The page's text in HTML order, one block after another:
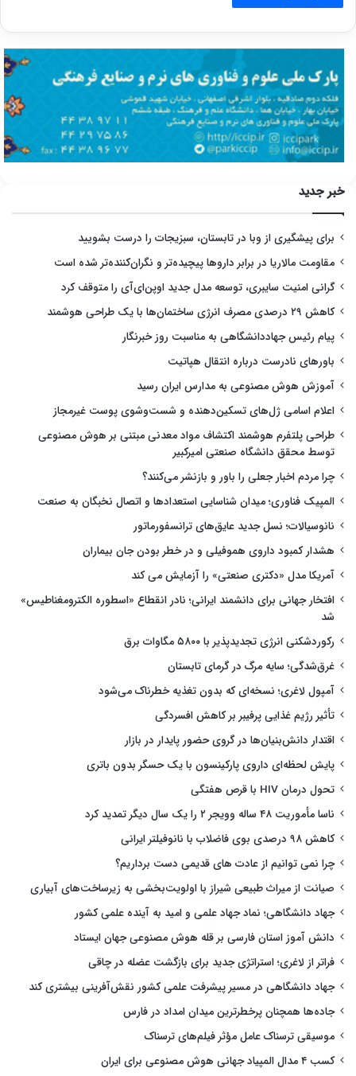
خبر جدید
برای پیشگیری از وبا در تابستان، سبزیجات را درست بشویید
مقاومت مالاریا در برابر داروها پیچیده‌تر و نگران‌کننده‌تر شده است
گرانی امنیت سایبری، توسعه مدل جدید اوپن‌ای‌آی را متوقف کرد
کاهش ۲۹ درصدی مصرف انرژی ساختمان‌ها با یک طراحی هوشمند
پیام رئیس جهاددانشگاهی به مناسبت روز خبرنگار
باورهای نادرست درباره انتقال هپاتیت
آموزش هوش مصنوعی به مدارس ایران رسید
اعلام اسامی ژل‌های تسکین‌دهنده و شست‌وشوی پوست غیرمجاز
طراحی پلتفرم هوشمند اکتشاف مواد معدنی مبتنی بر هوش مصنوعی
توسط محقق دانشگاه صنعتی امیرکبیر
چرا مردم اخبار جعلی را باور و بازنشر می‌کنند؟
المپیک فناوری؛ میدان شناسایی استعدادها و اتصال نخبگان به صنعت
نانوسیالات؛ نسل جدید عایق‌های ترانسفورماتور
هشدار کمبود داروی هموفیلی و در خطر بودن جان بیماران
آمریکا مدل «دکتری صنعتی» را آزمایش می کند
افتخار جهانی برای دانشمند ایرانی؛ نادر انقطاع «اسطوره الکترومغناطیس»
شد
رکوردشکنی انرژی تجدیدپذیر با ۵۸۰۰ مگاوات برق
غرق‌شدگی؛ سایه مرگ در گرمای تابستان
آمپول لاغری؛ نسخه‌ای که بدون تغذیه خطرناک می‌شود
تأثیر رژیم غذایی پرفیبر بر کاهش افسردگی
اقتدار دانش‌بنیان‌ها در گروی حضور پایدار در بازار
پایش لحظه‌ای داروی پارکینسون با یک حسگر بدون باتری
تحول درمان HIV با قرص هفتگی
ناسا مأموریت ۴۸ ساله وویجر ۲ را یک سال دیگر تمدید کرد
کاهش ۹۸ درصدی بوی فاضلاب با نانوفیلتر ایرانی
چرا نمی توانیم از عادت های قدیمی دست برداریم؟
صیانت از میراث طبیعی شیراز با اولویت‌بخشی به زیرساخت‌های آبیاری
جهاد دانشگاهی؛ نماد جهاد علمی و امید به آینده علمی کشور
دانش آموز استان فارسی بر قله هوش مصنوعی جهان ایستاد
فراتر از لاغری؛ استراتژی جدید برای بازگشت عضله در چاقی
جهاد دانشگاهی در مسیر پیشرفت علمی کشور نقش‌آفرینی بیشتری کند
جاده‌ها همچنان پرخطرترین میدان امداد در فارس
موسیقی ترسناک عامل مؤثر فیلم‌های ترسناک
کسب ۴ مدال المپیاد جهانی هوش مصنوعی برای ایران